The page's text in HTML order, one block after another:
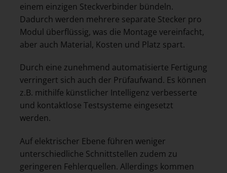
einem einzigen Steckverbinder bündeln.
Dadurch werden mehrere separate Stecker pro
Modul überflüssig, was die Montage vereinfacht,
aber auch Material, Kosten und Platz spart.
Durch eine zunehmend automatisierte Fertigung
verringert sich auch der Prüfaufwand. Es können
z.B. mithilfe künstlicher Intelligenz verbesserte
und kontaktlose Testsysteme eingesetzt
werden.
Auf elektrischer Ebene führen weniger
unterschiedliche Schnittstellen zudem zu
geringeren Fehlerquellen. Allerdings kommen